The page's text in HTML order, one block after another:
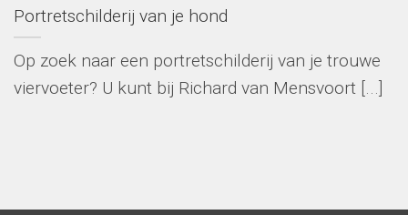
Portretschilderij van je hond
Op zoek naar een portretschilderij van je trouwe
viervoeter? U kunt bij Richard van Mensvoort [...]